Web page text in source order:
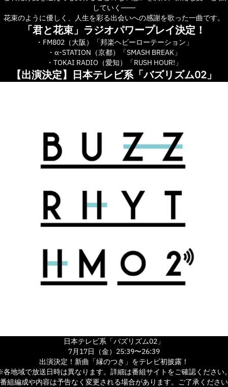
していく――
花束のように優しく、人生を彩る出会いへの感謝を歌った一曲です。
「君と花束」ラジオパワープレイ決定！
・FM802（大阪）「邦楽ヘビーローテーション」
・α-STATION（京都）「SMASH BREAK」
・TOKAI RADIO（愛知）「RUSH HOUR!」
【出演決定】日本テレビ系「バズリズム02」
日本テレビ系「バズリズム02」
7月17日（金）25:39〜26:39
出演決定！新曲「縁のつき」をテレビ初披露！
地域で放送日時は異なります。詳細は番組サイトをご確認ください。
組編成や内容は予告なく変更される場合があります。ご了承ください